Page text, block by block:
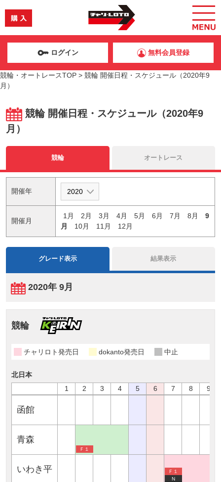
ログイン 無料会員登録
競輪・オートレースTOP > 競輪 開催日程・スケジュール（2020年9
月）
競輪 開催日程・スケジュール（2020年9
月）
競輪 オートレース
開催年
開催月
1月 2月 3月 4月 5月 6月 7月 8月
9
月
10月 11月 12月
グレード表示 結果表示
2020年 9月
競輪
チャリロト発売日 dokanto発売日 中止
北日本
1
2 3 4 5 6 7 8 9
函館
青森
Ｆ１
いわき平
Ｆ１
N